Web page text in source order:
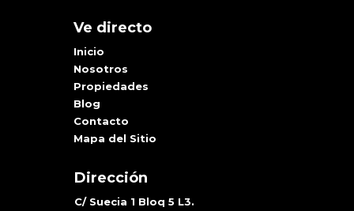
Ve directo
Inicio
Nosotros
Propiedades
Blog
Contacto
Mapa del Sitio
Dirección
C/ Suecia 1 Bloq 5 L3.